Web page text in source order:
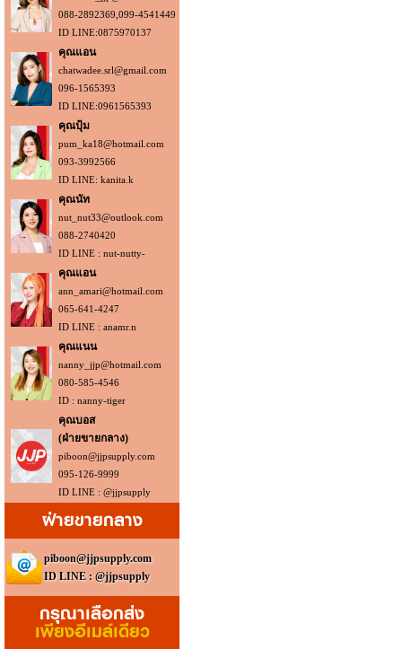
088-2892369,099-4541449
ID LINE:0875970137
คุณแอน
chatwadee.srl@gmail.com
096-1565393
ID LINE:0961565393
คุณปุ้ม
pum_ka18@hotmail.com
093-3992566
ID LINE: kanita.k
คุณนัท
nut_nut33@outlook.com
088-2740420
ID LINE : nut-nutty-
คุณแอน
ann_amari@hotmail.com
065-641-4247
ID LINE : anamr.n
คุณแนน
nanny_jjp@hotmail.com
080-585-4546
ID : nanny-tiger
คุณบอส
(ฝ่ายขายกลาง)
piboon@jjpsupply.com
095-126-9999
ID LINE : @jjpsupply
ฝ่ายขายกลาง
piboon@jjpsupply.com
ID LINE : @jjpsupply
กรุณาเลือกส่ง
เพียงอีเมล์เดียว